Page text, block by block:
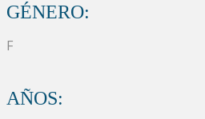
GÉNERO:
F
AÑOS: